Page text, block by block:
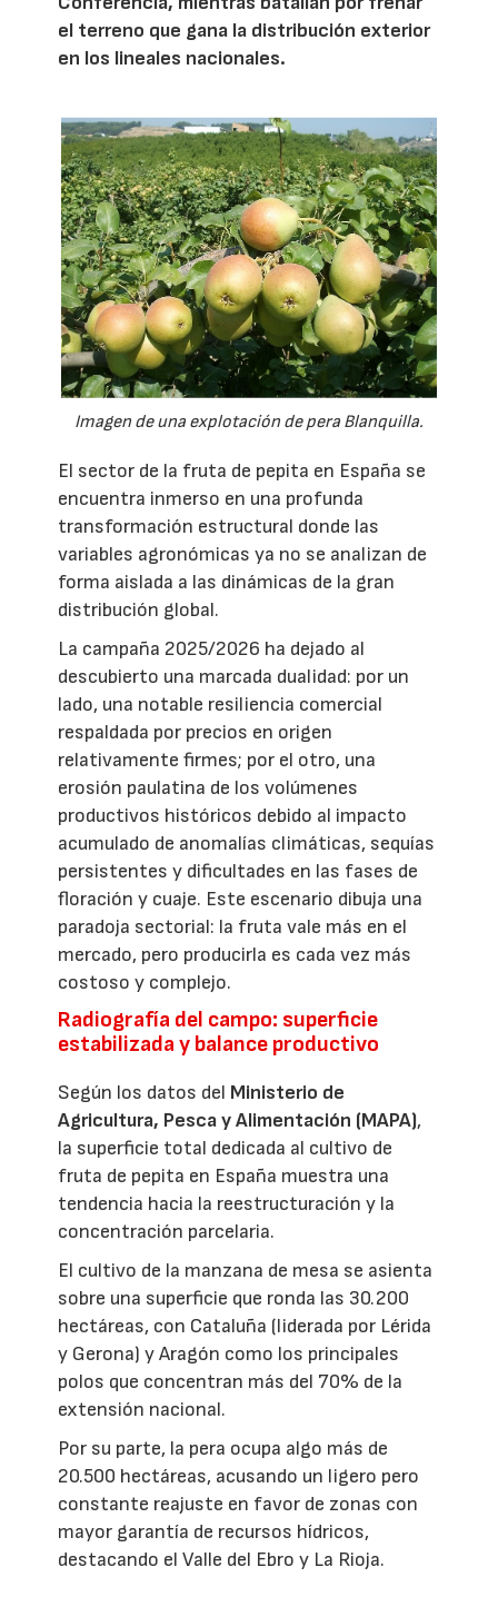
el terreno que gana la distribución exterior
en los lineales nacionales.
Imagen de una explotación de pera Blanquilla.
El sector de la fruta de pepita en España se
encuentra inmerso en una profunda
transformación estructural donde las
variables agronómicas ya no se analizan de
forma aislada a las dinámicas de la gran
distribución global.
La campaña 2025/2026 ha dejado al
descubierto una marcada dualidad: por un
lado, una notable resiliencia comercial
respaldada por precios en origen
relativamente firmes; por el otro, una
erosión paulatina de los volúmenes
productivos históricos debido al impacto
acumulado de anomalías climáticas, sequías
persistentes y dificultades en las fases de
floración y cuaje. Este escenario dibuja una
paradoja sectorial: la fruta vale más en el
mercado, pero producirla es cada vez más
costoso y complejo.
Radiografía del campo: superficie
estabilizada y balance productivo
Según los datos del Ministerio de
Agricultura, Pesca y Alimentación (MAPA),
la superficie total dedicada al cultivo de
fruta de pepita en España muestra una
tendencia hacia la reestructuración y la
concentración parcelaria.
El cultivo de la manzana de mesa se asienta
sobre una superficie que ronda las 30.200
hectáreas, con Cataluña (liderada por Lérida
y Gerona) y Aragón como los principales
polos que concentran más del 70% de la
extensión nacional.
Por su parte, la pera ocupa algo más de
20.500 hectáreas, acusando un ligero pero
constante reajuste en favor de zonas con
mayor garantía de recursos hídricos,
destacando el Valle del Ebro y La Rioja.